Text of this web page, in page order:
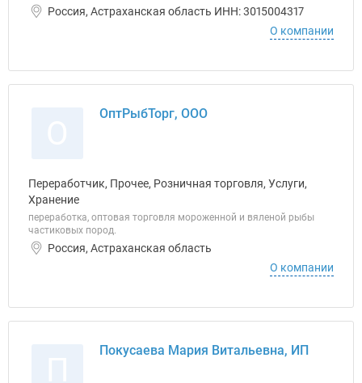
Россия, Астраханская область ИНН: 3015004317
О компании
ОптРыбТорг, ООО
Переработчик, Прочее, Розничная торговля, Услуги,
Хранение
переработка, оптовая торговля мороженной и вяленой рыбы
частиковых пород.
Россия, Астраханская область
О компании
Покусаева Мария Витальевна, ИП